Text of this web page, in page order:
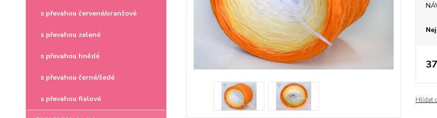
s převahou červené/oranžové
s převahou zelené
s převahou hnědé
s převahou černé/šedé
s převahou fialové Hlídat